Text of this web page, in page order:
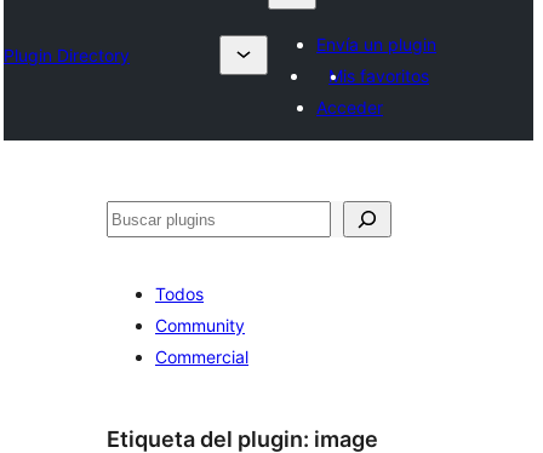
Plugin Directory
Envía un plugin
Mis favoritos
Acceder
Buscar
Todos
Community
Commercial
Etiqueta del plugin: image